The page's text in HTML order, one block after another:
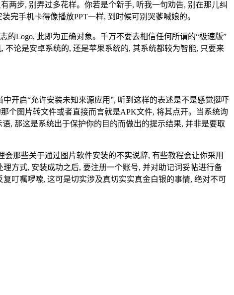
两步, 别弄过多花样。你若是个新手, 听我一句劝告, 别在那儿纠
完手机卡得像播放PPT一样, 到时候可别哭爹喊娘的。
的Logo, 此即为正确对象。千万不要去相信任何所谓的“极速版”
不论是安卓系统的, 还是苹果系统的, 其系统都较为智能, 只要来
开启“允许安装未知来源应用”, 听到这样的表述是不是感觉挺吓
个图片转文件或者直接而言就是APK文件, 将其点开。当系统询
, 那这是系统出于保护你的目的而做出的提示结果, 并非是要取
那些关于通过图片软件安装的不实说辞, 有些教程会让你采用
方式, 安装成功之后, 要注册一个账号, 并对助记词妥帖进行备
叮嘱啰嗦, 这可是切实涉及真切实实真金白银的事情, 绝对不可